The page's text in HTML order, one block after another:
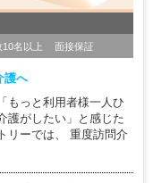
名以上 面接保証
護へ
もっと利用者様一人ひ
護がしたい」と感じた
リーでは、 重度訪問介